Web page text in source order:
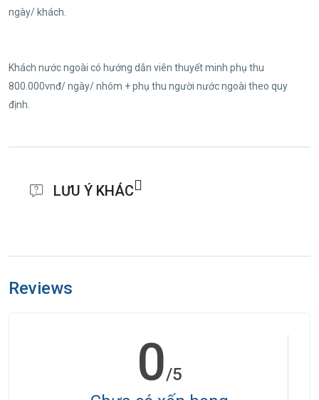
ngày/ khách.
Khách nước ngoài có hướng dẫn viên thuyết minh phụ thu
800.000vnđ/ ngày/ nhóm + phụ thu người nước ngoài theo quy
định.
LƯU Ý KHÁC
thiên tai, sự thay đổi lịch trình của hàng không, tàu hỏa, tàu thủy…
công ty sẽ chủ động thay đổi lộ trình đi hoặc hủy tour vì sự thuận tiện
và an toàn của Quý khách. Sẽ hoàn lại một phần những chi phí chưa
được sử dụng cho việc tổ chức dịch vụ và không bồi thường thêm
Reviews
0/5